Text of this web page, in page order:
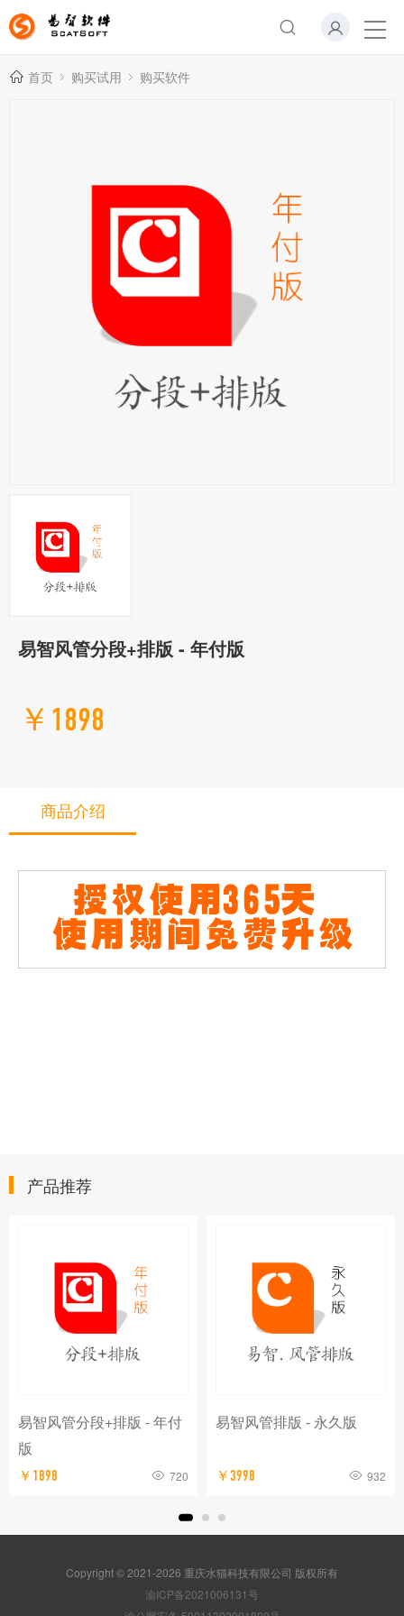
首页 购买试用 购买软件
易智风管分段+排版 - 年付版
￥1898
商品介绍
产品推荐
易智风管分段+排版 - 年付
版
￥1898 720
易智风管排版 - 永久版
￥3998 932
Copyright © 2021-2026 重庆水猫科技有限公司 版权所有
渝ICP备2021006131号